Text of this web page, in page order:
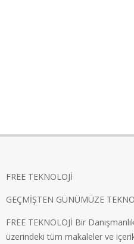
FREE TEKNOLOJİ
GEÇMİŞTEN GÜNÜMÜZE
FREE TEKNOLOJİ Bir
üzerindeki tüm makaleler ve